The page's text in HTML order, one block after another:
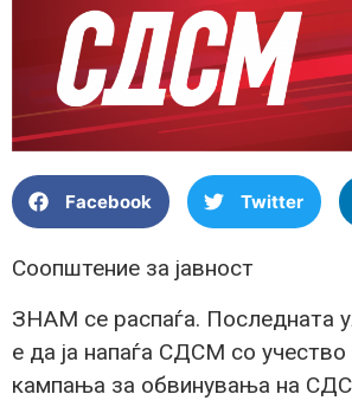
Facebook Twitter
Соопштение за јавност
ЗНАМ се распаѓа. Последната
е да ја напаѓа СДСМ со
кампања за обвинувања на